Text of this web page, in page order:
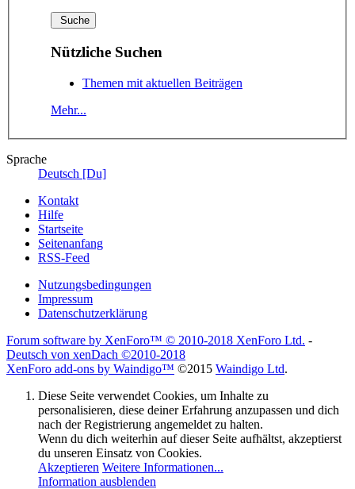
Nützliche Suchen
Themen mit aktuellen Beiträgen
Mehr...
Sprache
Deutsch [Du]
Kontakt
Hilfe
Startseite
Seitenanfang
RSS-Feed
Nutzungsbedingungen
Impressum
Datenschutzerklärung
Forum software by XenForo™ © 2010-2018 XenForo Ltd. -
Deutsch von xenDach ©2010-2018
XenForo add-ons by Waindigo™ ©2015 Waindigo Ltd.
Diese Seite verwendet Cookies, um Inhalte zu
personalisieren, diese deiner Erfahrung anzupassen und dich
nach der Registrierung angemeldet zu halten.
Wenn du dich weiterhin auf dieser Seite aufhältst, akzeptierst
du unseren Einsatz von Cookies.
Akzeptieren Weitere Informationen...
Information ausblenden